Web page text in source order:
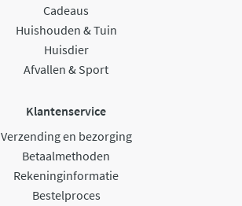
Cadeaus
Huishouden & Tuin
Huisdier
Afvallen & Sport
Klantenservice
Verzending en bezorging
Betaalmethoden
Rekeninginformatie
Bestelproces